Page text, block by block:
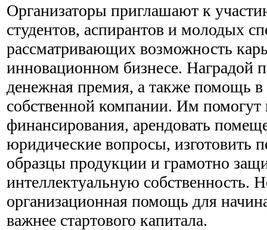
Организаторы приглашают к
студентов, аспирантов и молодых
рассматривающих возможность
инновационном бизнесе. Наградой
денежная премия, а также помощь в
собственной компании. Им помогут
финансирования, арендовать
юридические вопросы, изготовить
образцы продукции и грамотно
интеллектуальную собственность.
организационная помощь для
важнее стартового капитала.